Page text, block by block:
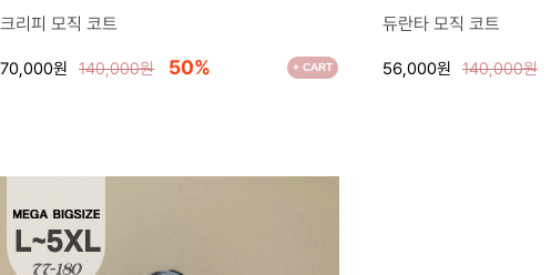
크리피 모직 코트
70,000원 140,000원 50% + CART
듀란타 모직 코트
56,000원 140,000원